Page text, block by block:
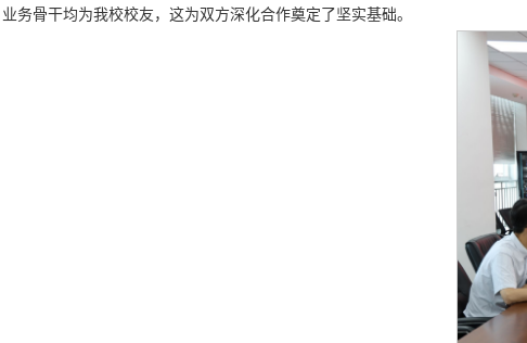
业务骨干均为我校校友，这为双方深化合作奠定了坚实基础。